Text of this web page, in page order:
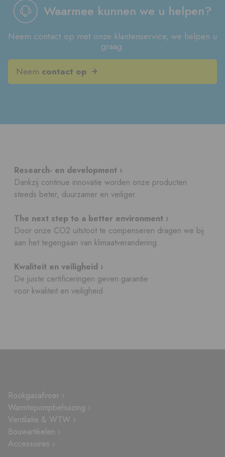
Waarmee kunnen we u helpen?
Neem contact op met onze klantenservice, we helpen u
graag.
Neem contact op
Research- en development ›
Dankzij continue innovatie worden onze producten
steeds beter, duurzamer en veiliger.
The next step to a better environment ›
Door onze CO2 uitstoot te compenseren dragen we bij
aan het tegengaan van klimaatverandering.
Kwaliteit en veiligheid ›
De juiste certificeringen geven garantie
voor kwaliteit en veiligheid.
Rookgasafvoer ›
Warmtepompbehuizing ›
Ventilatie & WTW ›
Bouwartikelen ›
Accessoires ›